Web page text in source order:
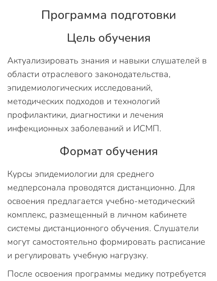
Программа подготовки
Цель обучения
Актуализировать знания и навыки слушателей в
области отраслевого законодательства,
эпидемиологических исследований,
методических подходов и технологий
профилактики, диагностики и лечения
инфекционных заболеваний и ИСМП.
Формат обучения
Курсы эпидемиологии для среднего
медперсонала проводятся дистанционно. Для
освоения предлагается учебно-методический
комплекс, размещенный в личном кабинете
системы дистанционного обучения. Слушатели
могут самостоятельно формировать расписание
и регулировать учебную нагрузку.
После освоения программы медику потребуется